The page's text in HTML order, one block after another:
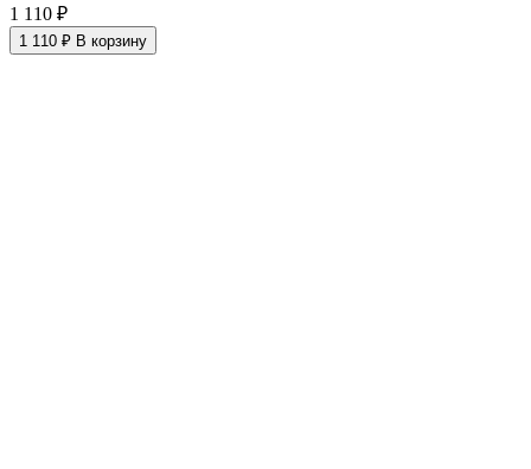
1 110 ₽
1 110 ₽ В корзину